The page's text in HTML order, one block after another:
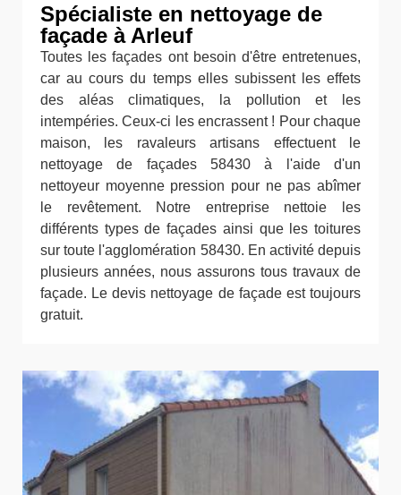
Spécialiste en nettoyage de
façade à Arleuf
Toutes les façades ont besoin d'être entretenues,
car au cours du temps elles subissent les effets
des aléas climatiques, la pollution et les
intempéries. Ceux-ci les encrassent ! Pour chaque
maison, les ravaleurs artisans effectuent le
nettoyage de façades 58430 à l'aide d'un
nettoyeur moyenne pression pour ne pas abîmer
le revêtement. Notre entreprise nettoie les
différents types de façades ainsi que les toitures
sur toute l'agglomération 58430. En activité depuis
plusieurs années, nous assurons tous travaux de
façade. Le devis nettoyage de façade est toujours
gratuit.